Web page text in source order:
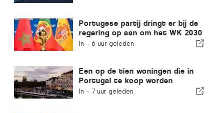
Portugese partij dringt er bij de
regering op aan om het WK 2030
in Marokko te heroverwegen
In - 6 uur geleden
Een op de tien woningen die in
Portugal te koop worden
aangeboden, wordt binnen een
In - 7 uur geleden